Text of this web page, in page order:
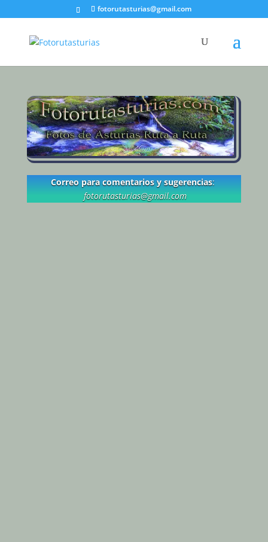
fotorutasturias@gmail.com
Correo para comentarios y sugerencias:
fotorutasturias@gmail.com